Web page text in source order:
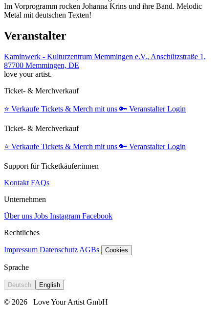
Im Vorprogramm rocken Johanna Krins und ihre Band. Melodic
Metal mit deutschen Texten!
Veranstalter
Kaminwerk - Kulturzentrum Memmingen e.V., Anschützstraße 1,
87700 Memmingen, DE
love your artist.
Ticket- & Merchverkauf
⭐️ Verkaufe Tickets & Merch mit uns 🔑 Veranstalter Login
Ticket- & Merchverkauf
⭐️ Verkaufe Tickets & Merch mit uns 🔑 Veranstalter Login
Support für Ticketkäufer:innen
Kontakt FAQs
Unternehmen
Über uns Jobs Instagram Facebook
Rechtliches
Impressum Datenschutz AGBs Cookies
Sprache
Deutsch English
© 2026 Love Your Artist GmbH